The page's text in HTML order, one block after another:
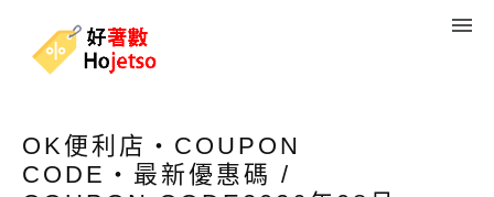
OK便利店・COUPON
CODE・最新優惠碼 /